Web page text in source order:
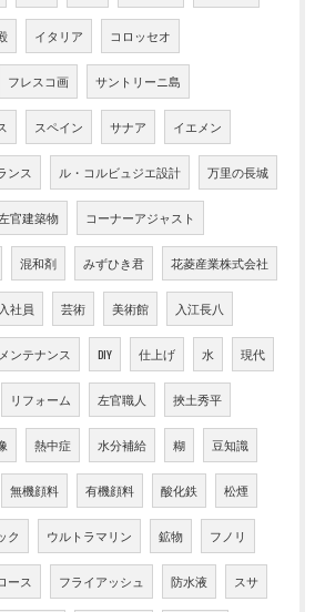
イタリア コロッセオ
フレスコ画 サントリーニ島
スペイン サナア イエメン
ンス ル・コルビュジエ設計 万里の長城
官建築物 コーナーアジャスト
混和剤 みずひき君 花菱産業株式会社
社員 芸術 美術館 入江長八
メンテナンス DIY 仕上げ 水 現代
リフォーム 左官職人 挾土秀平
熱中症 水分補給 糊 豆知識
無機顔料 有機顔料 酸化鉄 松煙
ク ウルトラマリン 鉱物 フノリ
ース フライアッシュ 防水液 スサ